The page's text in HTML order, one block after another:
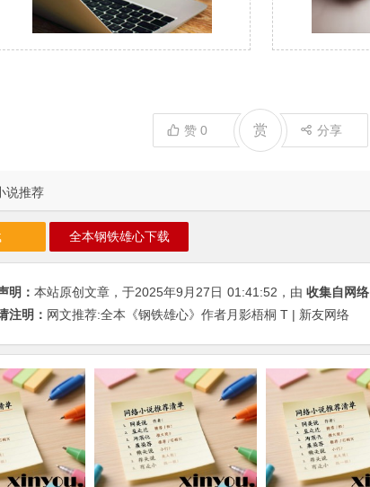
说推荐
赞 0 赏 分享
全本钢铁雄心下载
明： 本站原创文章，于2025年9月27日 01:41:52 ，由 收集自网络
注明： 网文推荐:全本《钢铁雄心》作者月影梧桐 T | 新友网络